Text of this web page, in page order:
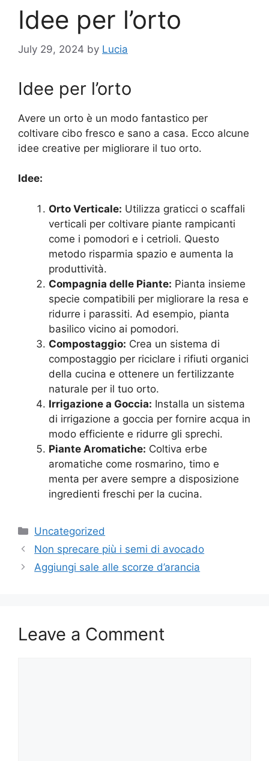
Idee per l’orto
July 29, 2024 by Lucia
Idee per l’orto
Avere un orto è un modo fantastico per
coltivare cibo fresco e sano a casa. Ecco alcune
idee creative per migliorare il tuo orto.
Idee:
Orto Verticale: Utilizza graticci o scaffali
verticali per coltivare piante rampicanti
come i pomodori e i cetrioli. Questo
metodo risparmia spazio e aumenta la
produttività.
Compagnia delle Piante: Pianta insieme
specie compatibili per migliorare la resa e
ridurre i parassiti. Ad esempio, pianta
basilico vicino ai pomodori.
Compostaggio: Crea un sistema di
compostaggio per riciclare i rifiuti organici
della cucina e ottenere un fertilizzante
naturale per il tuo orto.
Irrigazione a Goccia: Installa un sistema
di irrigazione a goccia per fornire acqua in
modo efficiente e ridurre gli sprechi.
Piante Aromatiche: Coltiva erbe
aromatiche come rosmarino, timo e
menta per avere sempre a disposizione
ingredienti freschi per la cucina.
Categories
Uncategorized
Non sprecare più i semi di avocado
Aggiungi sale alle scorze d’arancia
Leave a Comment